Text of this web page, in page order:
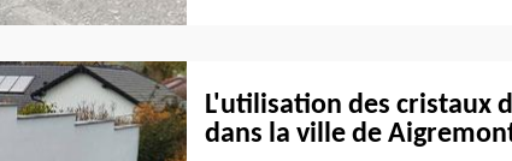
L'utilisation des cristaux
dans la ville de